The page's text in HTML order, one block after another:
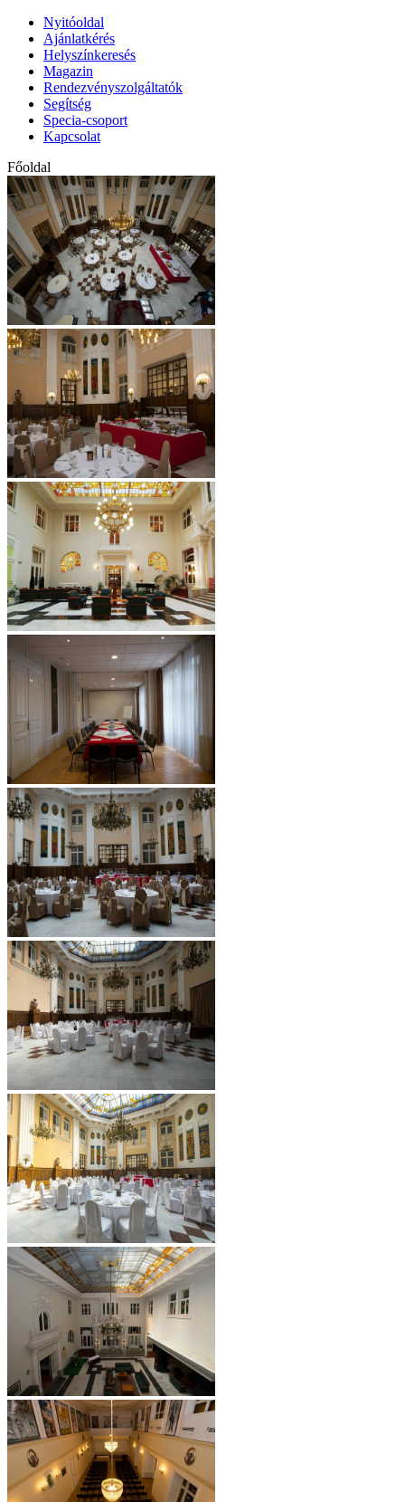
Nyitóoldal
Ajánlatkérés
Helyszínkeresés
Magazin
Rendezvényszolgáltatók
Segítség
Specia-csoport
Kapcsolat
Főoldal